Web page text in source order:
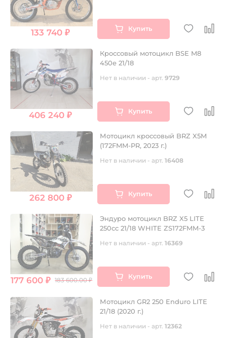
133 740 ₽ Купить
406 240 ₽
Кроссовый мотоцикл BSE M8
450e 21/18
Нет в наличии - арт.9729
Купить
262 800 ₽
Мотоцикл кроссовый BRZ X5M
(172FMM-PR, 2023 г.)
Нет в наличии - арт.16408
Купить
177 600 ₽ 183 600.00 ₽
Эндуро мотоцикл BRZ X5 LITE
250cc 21/18 WHITE ZS172FMM-3
Нет в наличии - арт.16369
Купить
Мотоцикл GR2 250 Enduro LITE
21/18 (2020 г.)
Нет в наличии - арт.12362